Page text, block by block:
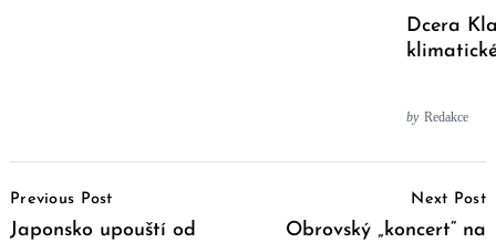
Dcera
by Redakce
Navigation
Previous Post
Japonsko upouští od
Next Post
Obrovský „koncert“ na